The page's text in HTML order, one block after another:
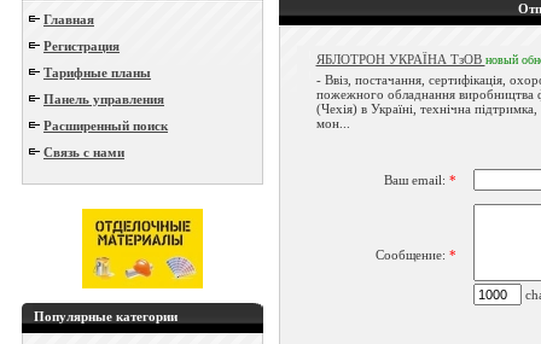
Главная
Регистрация
Тарифные планы
Панель управления
Расширенный поиск
Связь с нами
Популярные категории
ЯБЛОТРОН УКРАЇНА ТзОВ новый
- Ввіз, постачання, сертифікація,
пожежного обладнання виробництва
(Чехія) в Україні, технічна
мон...
Ваш email: *
Сообщение: *